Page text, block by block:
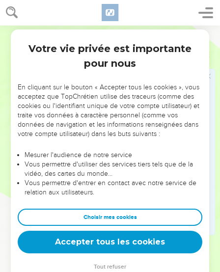
3 Jean 1
ouvriers avec eux pour la vérité.
Diotrèphe et Démétrius
J'ai écrit quelques mots à l'Église ; mais Diotrèphe, qui
aime à être le premier parmi eux, ne nous reçoit point.
qu'il commet, en tenant contre nous de méchants propos ;
non content de cela, il ne reçoit pas les frères, et ceux qui
voudraient le faire, il les en empêche et les chasse de
l'Église.
bien est de Dieu ; celui qui fait le mal n'a point vu Dieu.
Tous, et la vérité elle-même, rendent un bon témoignage
à Démétrius ; nous aussi, nous lui rendons témoignage, et tu
sais que notre témoignage est vrai.
Salutations finales
J'aurais beaucoup de choses à t'écrire, mais je ne veux pas
le faire avec l'encre et la plume.
Votre vie privée est importante
pour nous
En cliquant sur le bouton « Accepter tous les cookies », vous
acceptez que TopChrétien utilise des traceurs (comme des
cookies ou l'identifiant unique de votre compte utilisateur) et
traite vos données à caractère personnel (comme vos
données de navigation et les informations renseignées dans
votre compte utilisateur) dans les buts suivants :
Mesurer l'audience de notre service
Vous permettre d'utiliser des services tiers tels que de la
vidéo, des cartes du monde…
Vous permettre d'entrer en contact avec notre service de
relation aux utilisateurs.
Choisir mes cookies
Accepter tous les cookies
Tout refuser